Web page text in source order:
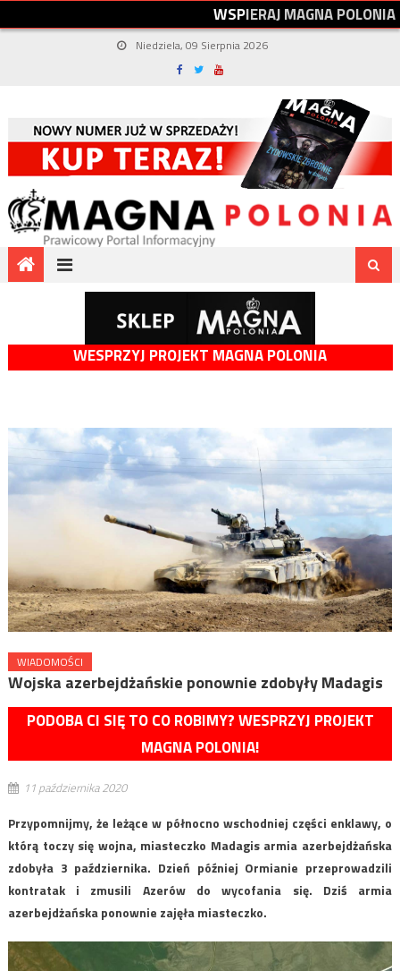
WSPIERAJMAGNAPOLONIA
Niedziela, 09 Sierpnia 2026
WESPRZYJ PROJEKT MAGNA POLONIA
WIADOMOŚCI
Wojska azerbejdżańskie ponownie zdobyły Madagis
PODOBA CI SIĘ TO CO ROBIMY? WESPRZYJ PROJEKT
MAGNA POLONIA!
11 października 2020
Przypomnijmy, że leżące w północno wschodniej części enklawy, o
którą toczy się wojna, miasteczko Madagis armia azerbejdżańska
zdobyła 3 października. Dzień później Ormianie przeprowadzili
kontratak i zmusili Azerów do wycofania się. Dziś armia
azerbejdżańska ponownie zajęła miasteczko.